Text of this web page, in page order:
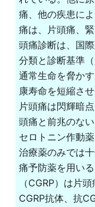
痛、他の疾患に
痛は、片頭痛、
頭痛診断は、国
分類と診断基準
通常生命を脅か
康寿命を短縮さ
片頭痛は閃輝暗
頭痛と前兆のな
セロトニン作動
治療薬のみでは
痛予防薬を用い
（CGRP）は片
CGRP抗体、抗